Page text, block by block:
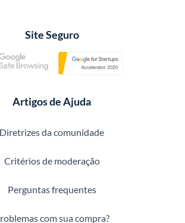
Site Seguro
Artigos de Ajuda
Diretrizes da comunidade
Critérios de moderação
Perguntas frequentes
com sua compra?